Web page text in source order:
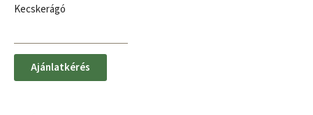
Kecskerágó
Ajánlatkérés